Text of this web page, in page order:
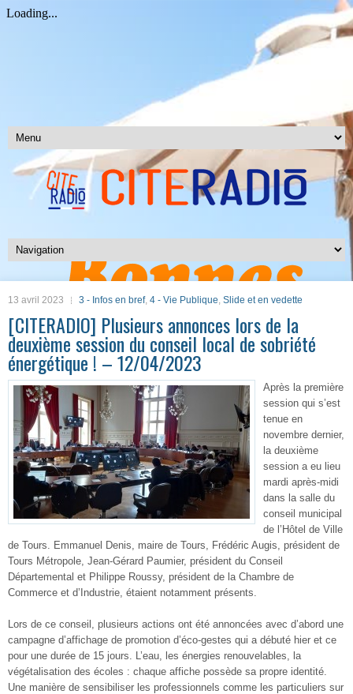
13 avril 2023 3 - Infos en bref, 4 - Vie Publique, Slide et en vedette
[CITERADIO] Plusieurs annonces lors de la
deuxième session du conseil local de sobriété
énergétique ! – 12/04/2023
Après la première
session qui s’est
tenue en
novembre dernier,
la deuxième
session a eu lieu
mardi après-midi
dans la salle du
conseil municipal
de l’Hôtel de Ville
de Tours. Emmanuel Denis, maire de Tours, Frédéric Augis, président de
Tours Métropole, Jean-Gérard Paumier, président du Conseil
Départemental et Philippe Roussy, président de la Chambre de
Commerce et d’Industrie, étaient notamment présents.
Lors de ce conseil, plusieurs actions ont été annoncées avec d’abord une
campagne d’affichage de promotion d’éco-gestes qui a débuté hier et ce
pour une durée de 15 jours. L’eau, les énergies renouvelables, la
végétalisation des écoles : chaque affiche possède sa propre identité.
Une manière de sensibiliser les professionnels comme les particuliers sur